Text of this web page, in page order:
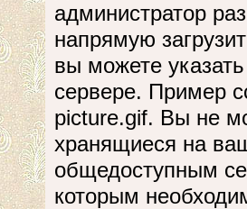
администратор
напрямую
вы можете
сервере. Пример
picture.gif. Вы не
хранящиеся на
общедоступным
которым